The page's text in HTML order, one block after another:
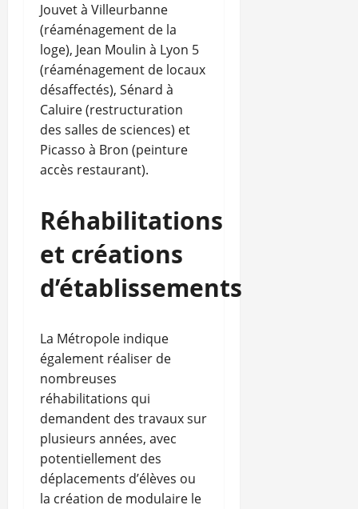
Jouvet à Villeurbanne
(réaménagement de la
loge), Jean Moulin à Lyon 5
(réaménagement de locaux
désaffectés), Sénard à
Caluire (restructuration
des salles de sciences) et
Picasso à Bron (peinture
accès restaurant).
Réhabilitations
et créations
d’établissements
La Métropole indique
également réaliser de
nombreuses
réhabilitations qui
demandent des travaux sur
plusieurs années, avec
potentiellement des
déplacements d’élèves ou
la création de modulaire le